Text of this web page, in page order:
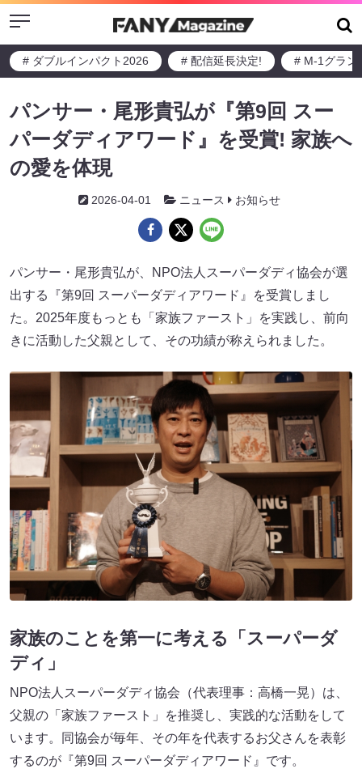
Menu
# ダブルインパクト2026 # 配信延長決定! # M-1グラン
パンサー・尾形貴弘が『第9回 スー
パーダディアワード』を受賞! 家族へ
の愛を体現
2026-04-01 ニュース お知らせ
パンサー・尾形貴弘が、NPO法人スーパーダディ協会が選
出する『第9回 スーパーダディアワード』を受賞しまし
た。2025年度もっとも「家族ファースト」を実践し、前向
きに活動した父親として、その功績が称えられました。
家族のことを第一に考える「スーパーダ
ディ」
NPO法人スーパーダディ協会（代表理事：高橋一晃）は、
父親の「家族ファースト」を推奨し、実践的な活動をして
います。同協会が毎年、その年を代表するお父さんを表彰
するのが『第9回 スーパーダディアワード』です。